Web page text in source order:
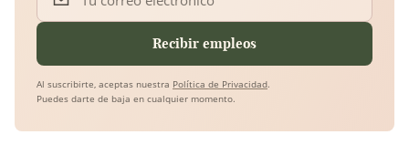
Tu correo electrónico
Recibir empleos
Al suscribirte, aceptas nuestra Política de Privacidad.
Puedes darte de baja en cualquier momento.